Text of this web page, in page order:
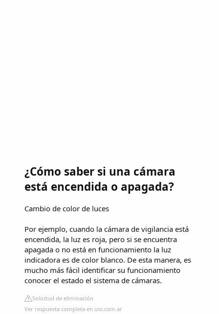
¿Cómo saber si una cámara
está encendida o apagada?
Cambio de color de luces
Por ejemplo, cuando la cámara de vigilancia está
encendida, la luz es roja, pero si se encuentra
apagada o no está en funcionamiento la luz
indicadora es de color blanco. De esta manera, es
mucho más fácil identificar su funcionamiento
conocer el estado el sistema de cámaras.
Solicitud de eliminación
Ver respuesta completa en uss.com.ar